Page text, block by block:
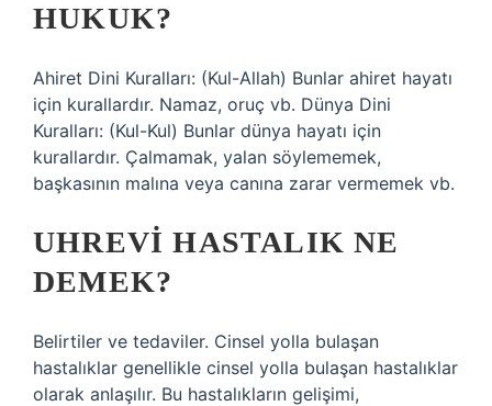
HUKUK?
Ahiret Dini Kuralları: (Kul-Allah) Bunlar ahiret hayatı
için kurallardır. Namaz, oruç vb. Dünya Dini
Kuralları: (Kul-Kul) Bunlar dünya hayatı için
kurallardır. Çalmamak, yalan söylememek,
başkasının malına veya canına zarar vermemek vb.
UHREVI HASTALIK NE
DEMEK?
Belirtiler ve tedaviler. Cinsel yolla bulaşan
hastalıklar genellikle cinsel yolla bulaşan hastalıklar
olarak anlaşılır. Bu hastalıkların gelişimi,